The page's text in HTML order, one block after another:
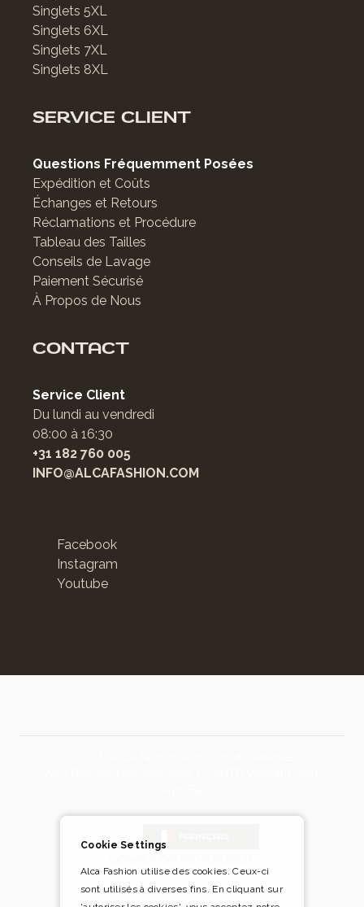
Singlets 5XL
Singlets 6XL
Singlets 7XL
Singlets 8XL
SERVICE CLIENT
Questions Fréquemment Posées
Expédition et Coûts
Échanges et Retours
Réclamations et Procédure
Tableau des Tailles
Conseils de Lavage
Paiement Sécurisé
À Propos de Nous
CONTACT
Service Client
Du lundi au vendredi
08:00 à 16:30
+31 182 760 005
INFO@ALCAFASHION.COM
Facebook
Instagram
Youtube
Cookie Settings
Alca Fashion utilise des cookies. Ceux-ci
sont utilisés à diverses fins. En cliquant sur